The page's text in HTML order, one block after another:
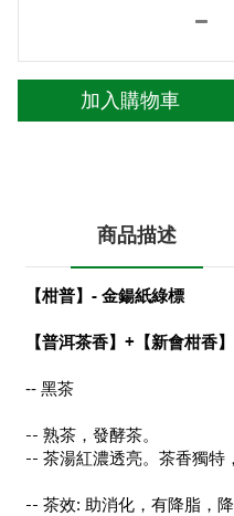
加入購物車
商品描述
【柑普】- 金鍚紙綠標
【普洱茶香】+【新會柑香】
-- 黑茶
-- 熟茶，發酵茶。
-- 茶湯紅濃透亮。茶香獨特
-- 茶效: 助消化，有降脂，